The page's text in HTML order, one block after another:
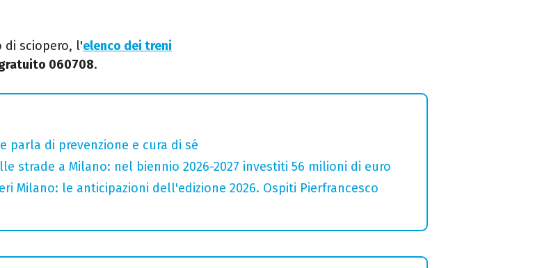
di sciopero, l'elenco dei treni
060708.
parla di prevenzione e cura di sé
strade a Milano: nel biennio 2026-2027 investiti 56 milioni di euro
Milano: le anticipazioni dell'edizione 2026. Ospiti Pierfrancesco